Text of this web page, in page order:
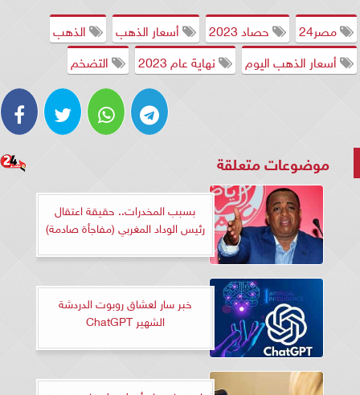
مصر24
حصاد 2023 أسعار الذهب
الذهب
أسعار الذهب اليوم
نهاية عام 2023 التضخم
موضوعات متعلقة
بسبب المخدرات.. حقيقة اعتقال
رئيس الوداد المغربي (مفاجأة صادمة)
خبر سار لعشاق روبوت الدردشة
الشهير ChatGPT